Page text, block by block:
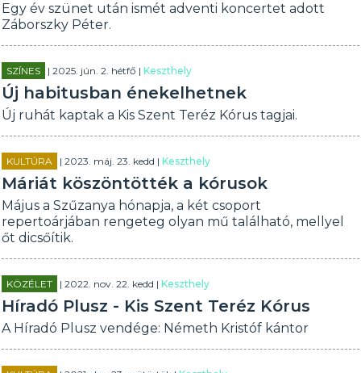
Egy év szünet után ismét adventi koncertet adott
Záborszky Péter.
SZÍNES | 2025. jún. 2. hétfő |Keszthely
Új habitusban énekelhetnek
Új ruhát kaptak a Kis Szent Teréz Kórus tagjai.
KULTÚRA | 2023. máj. 23. kedd |Keszthely
Máriát köszöntötték a kórusok
Május a Szűzanya hónapja, a két csoport
repertoárjában rengeteg olyan mű található, mellyel
őt dicsőítik.
KÖZÉLET | 2022. nov. 22. kedd |Keszthely
Híradó Plusz - Kis Szent Teréz Kórus
A Híradó Plusz vendége: Németh Kristóf kántor